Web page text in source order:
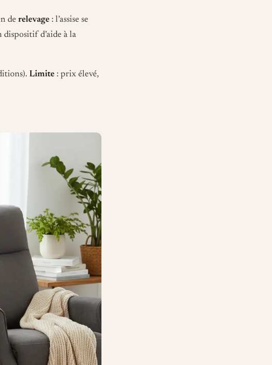
de relevage : l’assise se
dispositif d’aide à la
Limite : prix élevé,